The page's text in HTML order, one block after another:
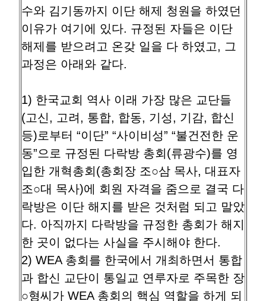
수와 김기동까지 이단 해제 청원을 하였던
이유가 여기에 있다. 규정된 자들은 이단
해제를 받으려고 온갖 일을 다 하였고, 그
과정은 아래와 같다.
1) 한국교회 역사 이래 가장 많은 교단들
(고신, 고려, 통합, 합동, 기성, 기감, 합신
등)로부터 “이단” “사이비성” “불건전한 운
동”으로 규정된 다락방 총회(류광수)를 영
입한 개혁총회(총회장 조○삼 목사, 대표자
조○대 목사)에 회원 자격을 줌으로 결국 다
락방은 이단 해지를 받은 것처럼 되고 말았
다. 아직까지 다락방을 규정한 총회가 해지
한 곳이 없다는 사실을 주시해야 한다.
2) WEA 총회를 한국에서 개최하면서 통합
과 합신 교단이 통일교 연루자로 주목한 장
○형씨가 WEA 총회의 핵심 역할을 하게 되